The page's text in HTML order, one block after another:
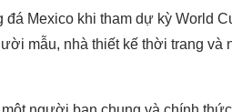
Mexico khi tham dự kỳ World
mẫu, nhà thiết kế thời trang và